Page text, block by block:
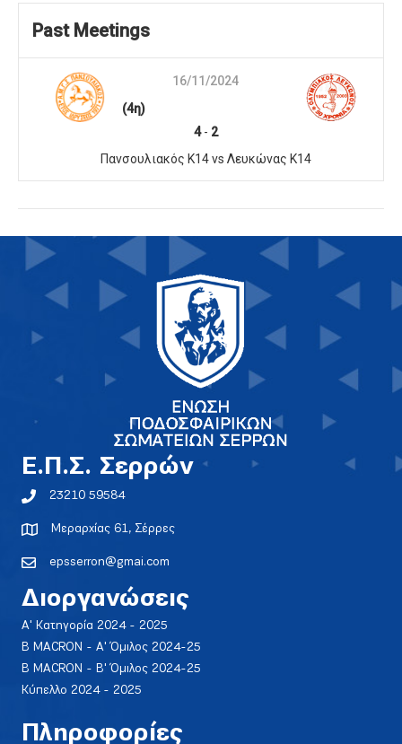
Past Meetings
16/11/2024
(4η)
4- 2
Πανσουλιακός Κ14 vs Λευκώνας Κ14
E.Π.Σ. Σερρών
23210 59584
Μεραρχίας 61, Σέρρες
epsserron@gmai.com
Διοργανώσεις
Α' Κατηγορία 2024 - 2025
Β MACRON - Α' Όμιλος 2024-25
Β MACRON - Β' Όμιλος 2024-25
Κύπελλο 2024 - 2025
Πληροφορίες